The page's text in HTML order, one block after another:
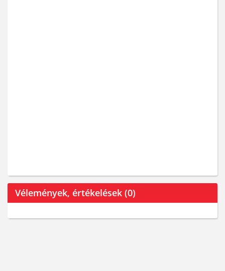
Vélemények, értékelések (0)